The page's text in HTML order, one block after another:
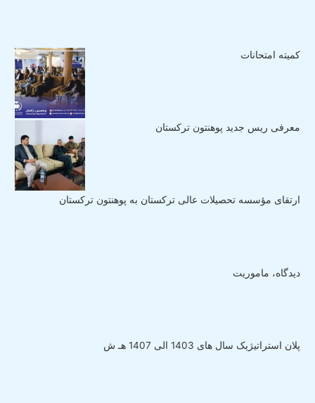
کمیته امتحانات
معرفی ریس جدید پوهنتون ترکستان
ارتقای مؤسسه تحصیلات عالی ترکستان به پوهنتون ترکستان
دیدگاه، ماموریت
پلان استراتیژیک سال های 1403 الی 1407 هـ ش